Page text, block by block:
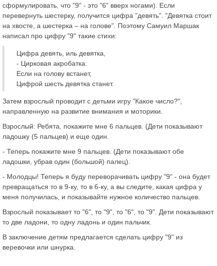
сформулировать, что "9" - это "6" вверх ногами). Если
перевернуть шестерку, получится цифра "девять". "Девятка стоит
на хвосте, а шестерка – на голове". Поэтому Самуил Маршак
написал про цифру "9" такие стихи:
Цифра девять, иль девятка,
- Цирковая акробатка:
Если на голову встанет,
Цифрой шесть девятка станет.
Затем взрослый проводит с детьми игру "Какое число?",
направленную на развитие внимания и моторики.
Взрослый: Ребята, покажите мне 6 пальцев. (Дети показывают
ладошку (5 пальцев) и еще один.
- Теперь покажите мне 9 пальцев. (Дети показывают обе
ладошки, убрав один (большой) палец).
- Молодцы! Теперь я буду переворачивать цифру "9" - она будет
превращаться то в 9-ку, то в 6-ку, а вы следите, какая цифра у
меня получилась, и показывайте нужное количество пальцев.
Взрослый показывает то "6", то "9", то "6", то "9". Дети показывают
то две ладони, то одну ладонь и один пальчик.
В заключение детям предлагается сделать цифру "9" из
веревочки или шнурка.